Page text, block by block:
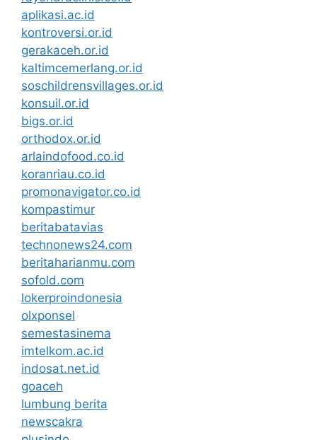
aplikasi.ac.id
kontroversi.or.id
gerakaceh.or.id
kaltimcemerlang.or.id
soschildrensvillages.or.id
konsuil.or.id
bigs.or.id
orthodox.or.id
arlaindofood.co.id
koranriau.co.id
promonavigator.co.id
kompastimur
beritabatavias
technonews24.com
beritaharianmu.com
sofold.com
lokerproindonesia
olxponsel
semestasinema
imtelkom.ac.id
indosat.net.id
goaceh
lumbung berita
newscakra